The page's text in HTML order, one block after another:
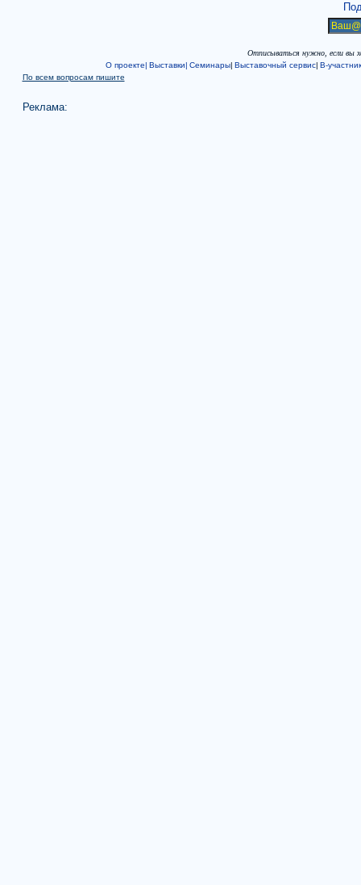
Отписываться нужно, если вы
О проекте| Выставки| Семинары| Выставочный сервис| В-
По всем вопросам пишите
Реклама: